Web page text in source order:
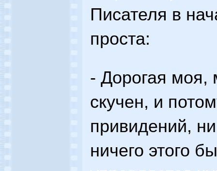
Писателя в
проста:
- Дорогая моя,
скучен, и
привидений,
ничего этого